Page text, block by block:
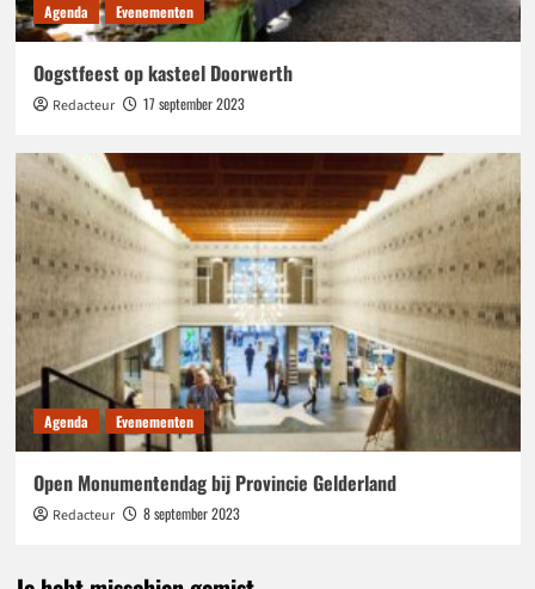
Agenda Evenementen
Oogstfeest op kasteel Doorwerth
Redacteur 17 september 2023
Agenda Evenementen
Open Monumentendag bij Provincie Gelderland
Redacteur 8 september 2023